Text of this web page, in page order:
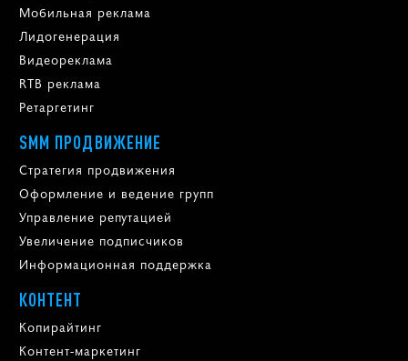
Мобильная реклама
Лидогенерация
Видеореклама
RTB реклама
Ретаргетинг
SMM ПРОДВИЖЕНИЕ
Стратегия продвижения
Оформление и ведение групп
Управление репутацией
Увеличение подписчиков
Информационная поддержка
КОНТЕНТ
Копирайтинг
Контент-маркетинг